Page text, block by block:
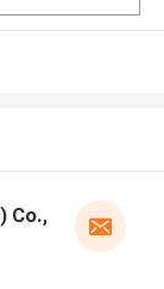
Co., Ltd